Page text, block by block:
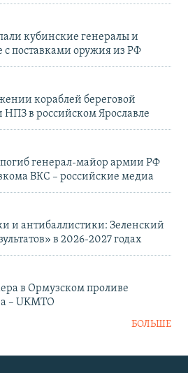
кубинские генералы и
поставками оружия из РФ
кораблей береговой
в российском Ярославле
генерал-майор армии РФ
ВКС – российские медиа
и антибаллистики: Зеленский
в 2026-2027 годах
в Ормузском проливе
– UKMTO
БОЛЬШЕ